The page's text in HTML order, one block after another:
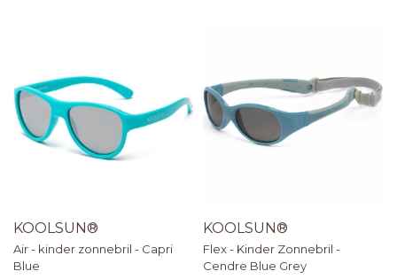
KOOLSUN®
Air - kinder zonnebril - Capri
Blue
KOOLSUN®
Flex - Kinder Zonnebril -
Cendre Blue Grey